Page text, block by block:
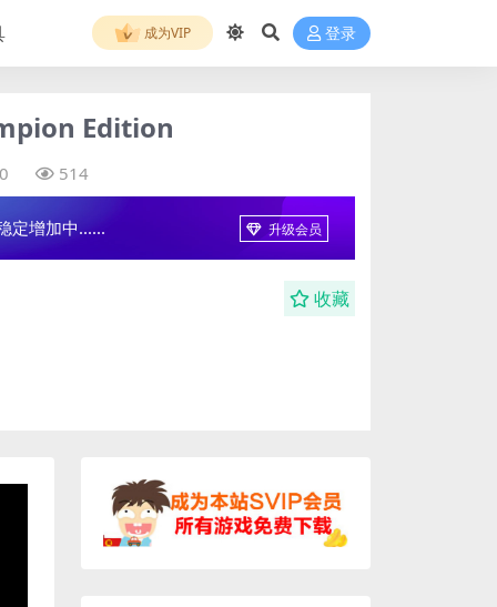
成为VIP 登录
Edition
514
定增加中...... 升级会员
收藏